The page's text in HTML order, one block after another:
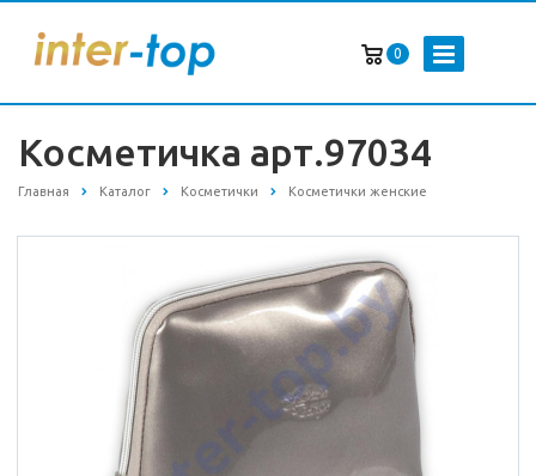
0
Косметичка арт.97034
Главная Каталог Косметички Косметички женские